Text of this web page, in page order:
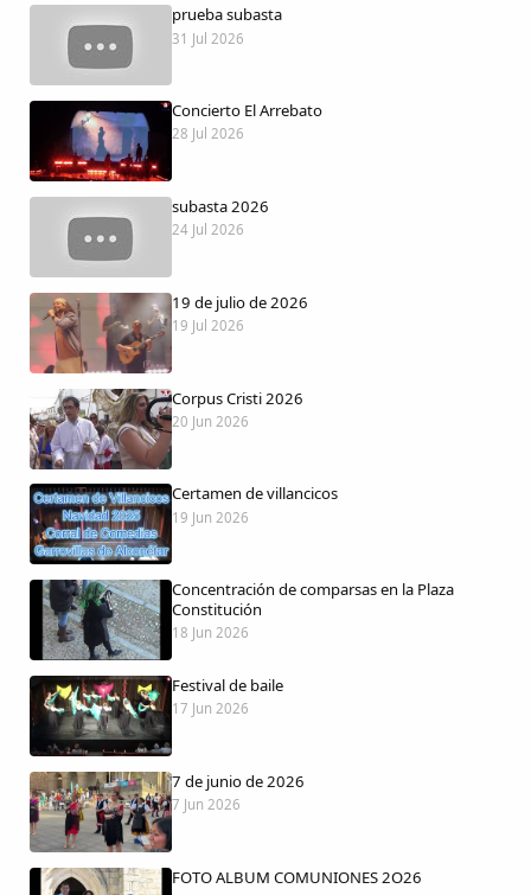
Peñas
La palra
Modo oscuro
prueba subasta
31 Jul 2026
Concierto El Arrebato
28 Jul 2026
subasta 2026
24 Jul 2026
19 de julio de 2026
19 Jul 2026
Corpus Cristi 2026
20 Jun 2026
Certamen de villancicos
19 Jun 2026
Concentración de comparsas en la Plaza
Constitución
18 Jun 2026
Festival de baile
17 Jun 2026
7 de junio de 2026
7 Jun 2026
FOTO ALBUM COMUNIONES 2O26
Comparte
Compartir en Twitter
Copiar enlace